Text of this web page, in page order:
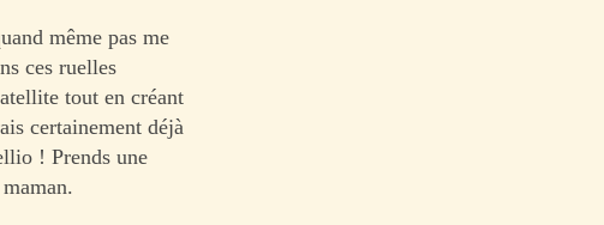
même pas me
ces ruelles
tout en créant
certainement déjà
! Prends une